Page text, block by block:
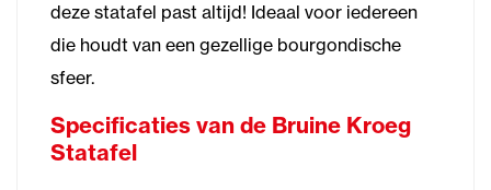
deze statafel past altijd! Ideaal voor iedereen
die houdt van een gezellige bourgondische
sfeer.
Specificaties van de Bruine Kroeg
Statafel